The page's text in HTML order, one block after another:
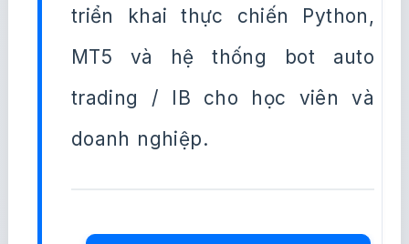
triển khai thực chiến Python,
MT5 và hệ thống bot auto
trading / IB cho học viên và
doanh nghiệp.